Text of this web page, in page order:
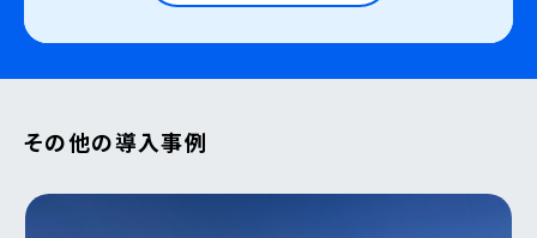
その他の導入事例